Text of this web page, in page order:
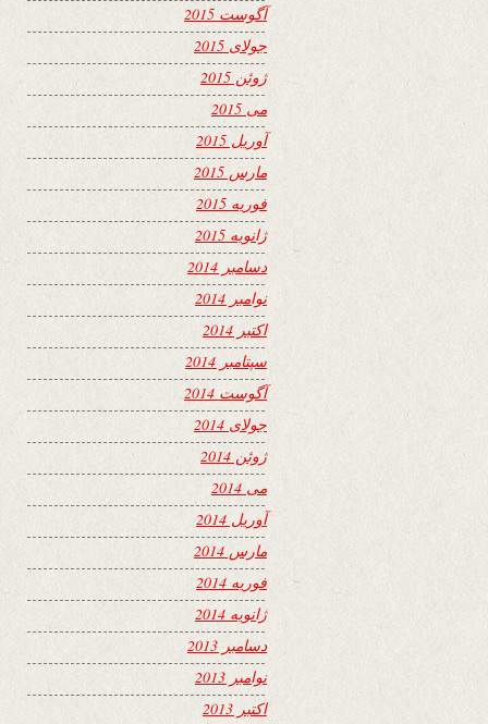
آگوست 2015
جولای 2015
ژوئن 2015
می 2015
آوریل 2015
مارس 2015
فوریه 2015
ژانویه 2015
دسامبر 2014
نوامبر 2014
اکتبر 2014
سپتامبر 2014
آگوست 2014
جولای 2014
ژوئن 2014
می 2014
آوریل 2014
مارس 2014
فوریه 2014
ژانویه 2014
دسامبر 2013
نوامبر 2013
اکتبر 2013